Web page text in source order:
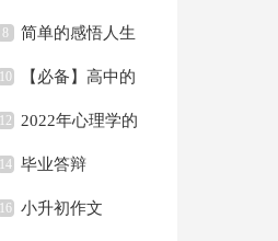
8 简单的感悟人生
的格言集锦94条
10 【必备】高中的
作文集合八篇
12 2022年心理学的
语录
14 毕业答辩
16 小升初作文